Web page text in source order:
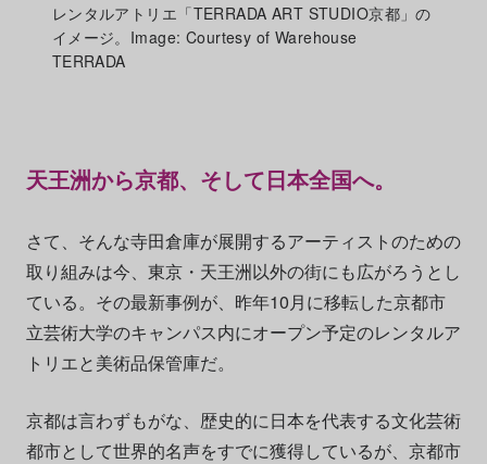
レンタルアトリエ「TERRADA ART STUDIO京都」の
イメージ。Image: Courtesy of Warehouse
TERRADA
天王洲から京都、そして日本全国へ。
さて、そんな寺田倉庫が展開するアーティストのための
取り組みは今、東京・天王洲以外の街にも広がろうとし
ている。その最新事例が、昨年10月に移転した京都市
立芸術大学のキャンパス内にオープン予定のレンタルア
トリエと美術品保管庫だ。
京都は言わずもがな、歴史的に日本を代表する文化芸術
都市として世界的名声をすでに獲得しているが、京都市